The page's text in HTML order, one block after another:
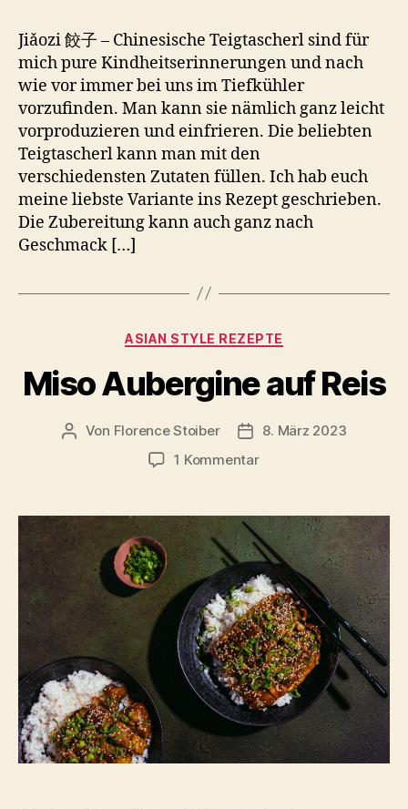
Jiǎozi 餃子 – Chinesische Teigtascherl sind für
mich pure Kindheitserinnerungen und nach
wie vor immer bei uns im Tiefkühler
vorzufinden. Man kann sie nämlich ganz leicht
vorproduzieren und einfrieren. Die beliebten
Teigtascherl kann man mit den
verschiedensten Zutaten füllen. Ich hab euch
meine liebste Variante ins Rezept geschrieben.
Die Zubereitung kann auch ganz nach
Geschmack […]
Kategorien
ASIAN STYLE REZEPTE
Miso Aubergine auf Reis
Beitragsautor
Von Florence Stoiber Veröffentlichungsdatum
8. März 2023
1 Kommentarzu
auf
Reis